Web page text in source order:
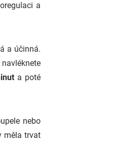
a
a účinná.
a poté
nebo
měla trvat